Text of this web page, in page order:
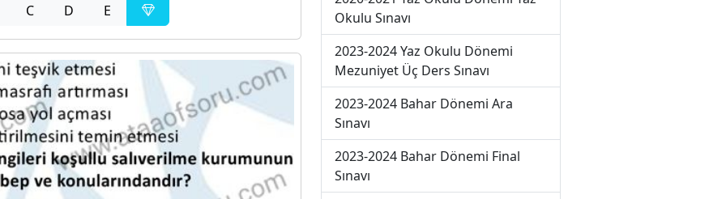
C D E
Okulu Sınavı
2023-2024 Yaz Okulu Dönemi
Mezuniyet Üç Ders Sınavı
2023-2024 Bahar Dönemi Ara
Sınavı
2023-2024 Bahar Dönemi Final
Sınavı